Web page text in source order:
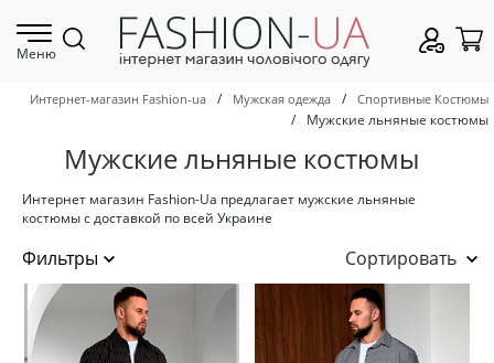
Меню
Интернет-магазин Fashion-ua / Мужская одежда / Спортивные Костюмы
/ Мужские льняные костюмы
Мужские льняные костюмы
Интернет магазин Fashion-Ua предлагает мужские льняные
костюмы с доставкой по всей Украине
Сортировать